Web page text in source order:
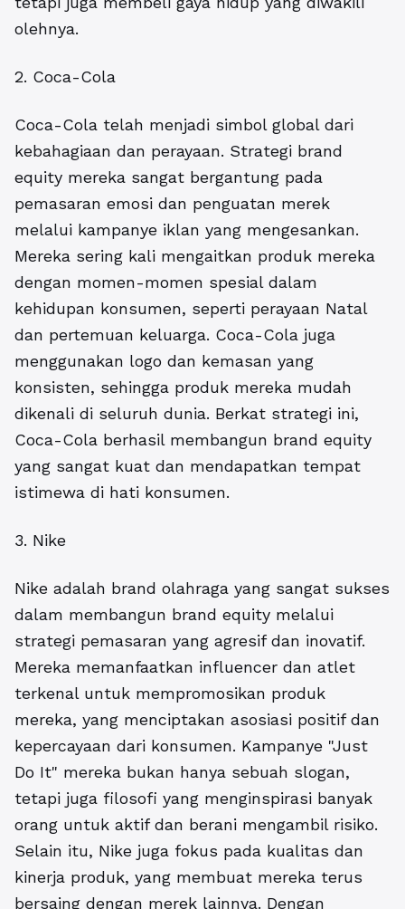
olehnya.
2. Coca-Cola
Coca-Cola telah menjadi simbol global dari
kebahagiaan dan perayaan. Strategi brand
equity mereka sangat bergantung pada
pemasaran emosi dan penguatan merek
melalui kampanye iklan yang mengesankan.
Mereka sering kali mengaitkan produk mereka
dengan momen-momen spesial dalam
kehidupan konsumen, seperti perayaan Natal
dan pertemuan keluarga. Coca-Cola juga
menggunakan logo dan kemasan yang
konsisten, sehingga produk mereka mudah
dikenali di seluruh dunia. Berkat strategi ini,
Coca-Cola berhasil membangun brand equity
yang sangat kuat dan mendapatkan tempat
istimewa di hati konsumen.
3. Nike
Nike adalah brand olahraga yang sangat sukses
dalam membangun brand equity melalui
strategi pemasaran yang agresif dan inovatif.
Mereka memanfaatkan influencer dan atlet
terkenal untuk mempromosikan produk
mereka, yang menciptakan asosiasi positif dan
kepercayaan dari konsumen. Kampanye "Just
Do It" mereka bukan hanya sebuah slogan,
tetapi juga filosofi yang menginspirasi banyak
orang untuk aktif dan berani mengambil risiko.
Selain itu, Nike juga fokus pada kualitas dan
kinerja produk, yang membuat mereka terus
bersaing dengan merek lainnya. Dengan